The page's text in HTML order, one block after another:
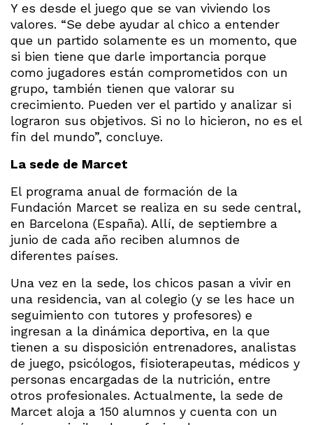
Y es desde el juego que se van viviendo los
valores. “Se debe ayudar al chico a entender
que un partido solamente es un momento, que
si bien tiene que darle importancia porque
como jugadores están comprometidos con un
grupo, también tienen que valorar su
crecimiento. Pueden ver el partido y analizar si
lograron sus objetivos. Si no lo hicieron, no es el
fin del mundo”, concluye.
La sede de Marcet
El programa anual de formación de la
Fundación Marcet se realiza en su sede central,
en Barcelona (España). Allí, de septiembre a
junio de cada año reciben alumnos de
diferentes países.
Una vez en la sede, los chicos pasan a vivir en
una residencia, van al colegio (y se les hace un
seguimiento con tutores y profesores) e
ingresan a la dinámica deportiva, en la que
tienen a su disposición entrenadores, analistas
de juego, psicólogos, fisioterapeutas, médicos y
personas encargadas de la nutrición, entre
otros profesionales. Actualmente, la sede de
Marcet aloja a 150 alumnos y cuenta con un